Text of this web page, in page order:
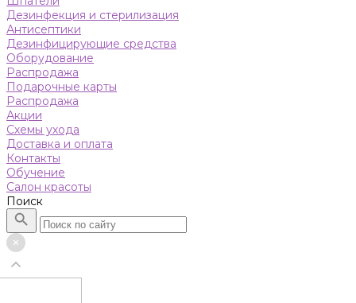
Дезинфекция и стерилизация
Антисептики
Дезинфицирующие средства
Оборудование
Распродажа
Подарочные карты
Распродажа
Акции
Схемы ухода
Доставка и оплата
Контакты
Обучение
Салон красоты
Поиск